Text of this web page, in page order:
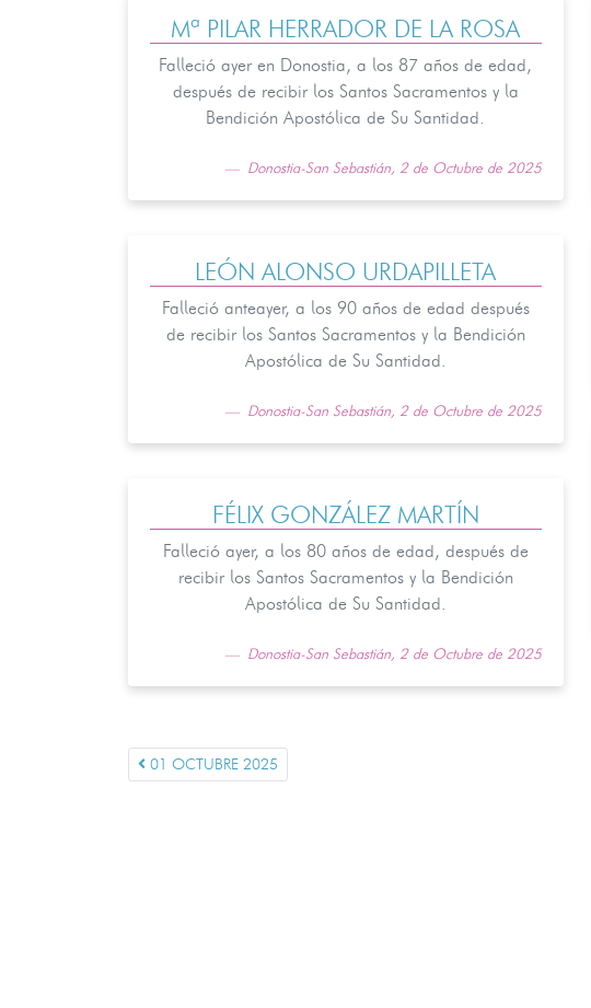
Mª PILAR HERRADOR DE LA ROSA
Falleció ayer en Donostia, a los 87 años de edad,
después de recibir los Santos Sacramentos y la
Bendición Apostólica de Su Santidad.
Donostia-San Sebastián, 2 de Octubre de 2025
LEÓN ALONSO URDAPILLETA
Falleció anteayer, a los 90 años de edad después
de recibir los Santos Sacramentos y la Bendición
Apostólica de Su Santidad.
Donostia-San Sebastián, 2 de Octubre de 2025
FÉLIX GONZÁLEZ MARTÍN
Falleció ayer, a los 80 años de edad, después de
recibir los Santos Sacramentos y la Bendición
Apostólica de Su Santidad.
Donostia-San Sebastián, 2 de Octubre de 2025
01 OCTUBRE 2025